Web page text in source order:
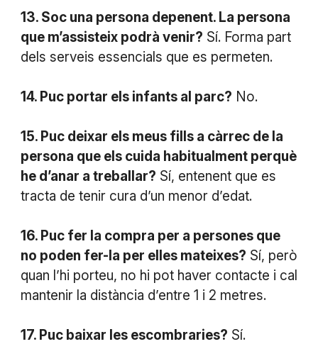
13. Soc una persona depenent. La persona
que m’assisteix podrà venir? Sí. Forma part
dels serveis essencials que es permeten.
14. Puc portar els infants al parc? No.
15. Puc deixar els meus fills a càrrec de la
persona que els cuida habitualment perquè
he d’anar a treballar? Sí, entenent que es
tracta de tenir cura d’un menor d’edat.
16. Puc fer la compra per a persones que
no poden fer-la per elles mateixes? Sí, però
quan l’hi porteu, no hi pot haver contacte i cal
mantenir la distància d’entre 1 i 2 metres.
17. Puc baixar les escombraries? Sí.